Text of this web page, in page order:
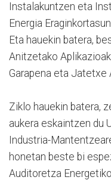
Instalakuntzen eta
Energia
Eta hauekin batera,
Anitzetako
Garapena eta Jatetxe
Ziklo hauekin batera,
aukera eskaintzen du
Industria-
honetan beste bi
Auditoretza